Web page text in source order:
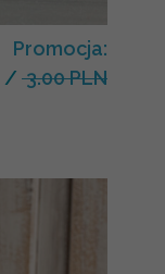
Promocja:
/ 3.00 PLN